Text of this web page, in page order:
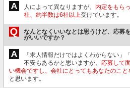
A 人によって異なりますが、 内定をもら
社、約半数は6社以上受けています。
Q
なんとなくいいなとは思うけど、応募
がいいですか？
A
「求人情報だけではよくわからない」
不安もあるかと思いますが、 応募して
い機会ですし、会社にとってもあなたのこ
と思います。